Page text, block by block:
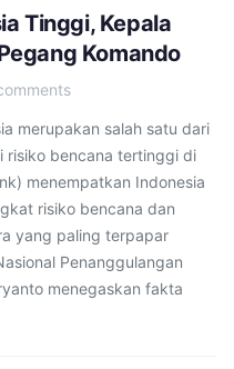
Tinggi, Kepala
Komando
merupakan salah satu dari
risiko bencana tertinggi di
menempatkan Indonesia
risiko bencana dan
yang paling terpapar
Penanggulangan
menegaskan fakta